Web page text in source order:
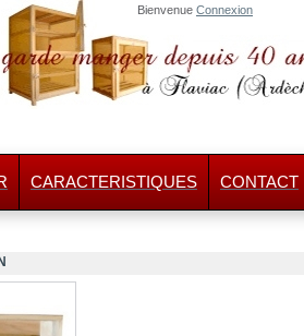
Bienvenue Connexion
CARACTERISTIQUES CONTACT